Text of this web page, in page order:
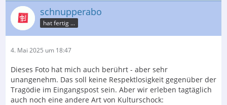
schnupperabo
hat fertig ...
4. Mai 2025 um 18:47
Dieses Foto hat mich auch berührt - aber sehr
unangenehm. Das soll keine Respektlosigkeit gegenüber der
Tragödie im Eingangspost sein. Aber wir erleben tagtäglich
auch noch eine andere Art von Kulturschock: